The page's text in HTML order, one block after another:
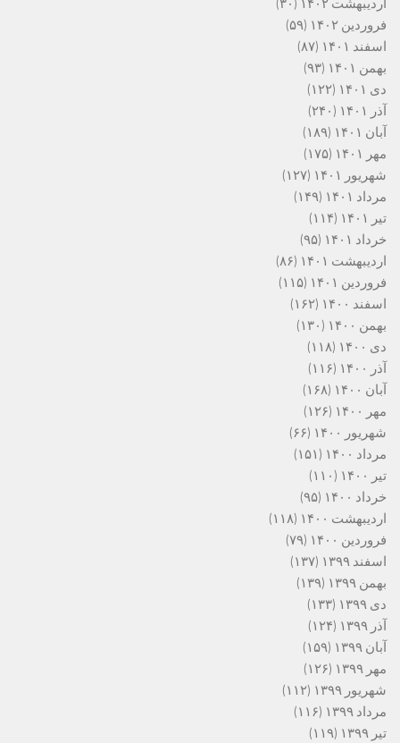
اردیبهشت ۱۴۰۲
(۳۰)
فروردین ۱۴۰۲
(۵۹)
اسفند ۱۴۰۱
(۸۷)
بهمن ۱۴۰۱
(۹۳)
دی ۱۴۰۱
(۱۲۲)
آذر ۱۴۰۱
(۲۴۰)
آبان ۱۴۰۱
(۱۸۹)
مهر ۱۴۰۱
(۱۷۵)
شهریور ۱۴۰۱
(۱۲۷)
مرداد ۱۴۰۱
(۱۴۹)
تیر ۱۴۰۱
(۱۱۴)
خرداد ۱۴۰۱
(۹۵)
اردیبهشت ۱۴۰۱
(۸۶)
فروردین ۱۴۰۱
(۱۱۵)
اسفند ۱۴۰۰
(۱۶۲)
بهمن ۱۴۰۰
(۱۳۰)
دی ۱۴۰۰
(۱۱۸)
آذر ۱۴۰۰
(۱۱۶)
آبان ۱۴۰۰
(۱۶۸)
مهر ۱۴۰۰
(۱۲۶)
شهریور ۱۴۰۰
(۶۶)
مرداد ۱۴۰۰
(۱۵۱)
تیر ۱۴۰۰
(۱۱۰)
خرداد ۱۴۰۰
(۹۵)
اردیبهشت ۱۴۰۰
(۱۱۸)
فروردین ۱۴۰۰
(۷۹)
اسفند ۱۳۹۹
(۱۳۷)
بهمن ۱۳۹۹
(۱۳۹)
دی ۱۳۹۹
(۱۳۳)
آذر ۱۳۹۹
(۱۲۴)
آبان ۱۳۹۹
(۱۵۹)
مهر ۱۳۹۹
(۱۲۶)
شهریور ۱۳۹۹
(۱۱۲)
مرداد ۱۳۹۹
(۱۱۶)
تیر ۱۳۹۹
(۱۱۹)